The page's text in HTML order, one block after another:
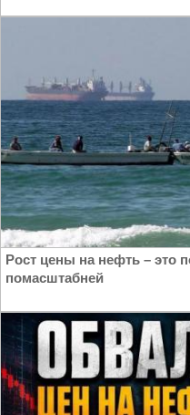
Рост цены на нефть – это
помасштабней